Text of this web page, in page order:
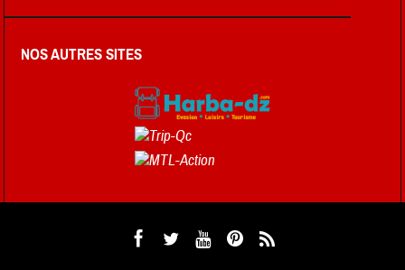
NOS AUTRES SITES